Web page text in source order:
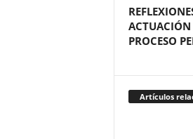
ACTUACIÓN
PROCESO
Artículos